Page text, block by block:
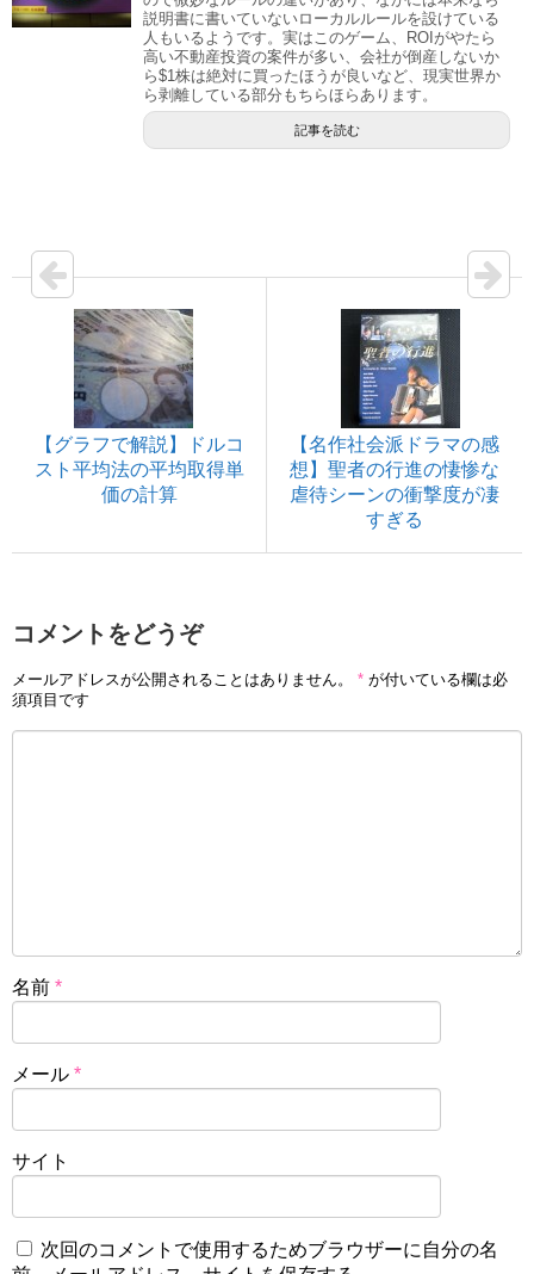
説明書に書いていないローカルルールを設けている
人もいるようです。実はこのゲーム、ROIがやたら
高い不動産投資の案件が多い、会社が倒産しないか
ら$1株は絶対に買ったほうが良いなど、現実世界か
ら剥離している部分もちらほらあります。
記事を読む
【グラフで解説】ドルコ
スト平均法の平均取得単
価の計算
【名作社会派ドラマの感
想】聖者の行進の悽惨な
虐待シーンの衝撃度が凄
すぎる
コメントをどうぞ
メールアドレスが公開されることはありません。 * が付いている欄は必
須項目です
名前 *
メール *
サイト
次回のコメントで使用するためブラウザーに自分の名